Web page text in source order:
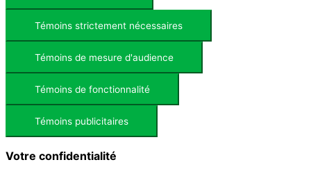
Témoins strictement nécessaires
Témoins de mesure d'audience
Témoins de fonctionnalité
Témoins publicitaires
Votre confidentialité